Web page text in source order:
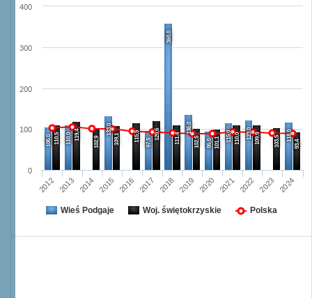
106,0 110,0
133,0
97,5
360,0
136,0
95,0
115,0 123,0 118,0
110,5 119,4
102,9 109,1 115,5 120,6 111,4 102,5 101,1 110,0 109,9 103,5 93,4
2012 2013 2014 2015 2016 2017 2018 2019 2020 2021 2022 2023 2024
0
100
200
300
400
Wieś Podgaje Woj. świętokrzyskie Polska